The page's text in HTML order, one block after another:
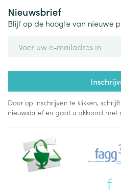
Nieuwsbrief
Blijf op de hoogte van nieuwe
Door op inschrijven te klikken,
nieuwsbrief en gaat u akkoord met